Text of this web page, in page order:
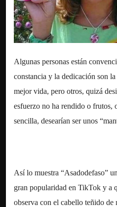
Algunas personas están
constancia y la dedicación son
mejor vida, pero otros, quizá
esfuerzo no ha rendido o frutos,
sencilla, desearían ser unos
Así lo muestra “Asadodefaso”
gran popularidad en TikTok y a
observa con el cabello teñido de